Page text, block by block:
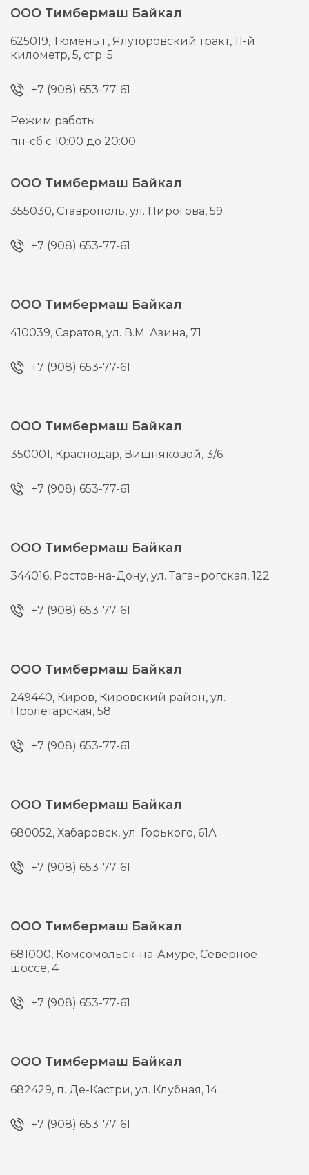
ООО Тимбермаш Байкал
625019,Тюмень г, Ялуторовский тракт, 11-й
километр, 5, стр. 5
+7 (908) 653-77-61
Режим работы:
пн-сб с 10:00 до 20:00
ООО Тимбермаш Байкал
355030, Ставрополь,ул. Пирогова, 59
+7 (908) 653-77-61
ООО Тимбермаш Байкал
410039, Саратов,ул. В.М. Азина, 71
+7 (908) 653-77-61
ООО Тимбермаш Байкал
350001, Краснодар, Вишняковой, 3/6
+7 (908) 653-77-61
ООО Тимбермаш Байкал
344016, Ростов-на-Дону,ул. Таганрогская, 122
+7 (908) 653-77-61
ООО Тимбермаш Байкал
249440, Киров, Кировский район, ул.
Пролетарская, 58
+7 (908) 653-77-61
ООО Тимбермаш Байкал
680052,Хабаровск,ул. Горького, 61А
+7 (908) 653-77-61
ООО Тимбермаш Байкал
681000, Комсомольск-на-Амуре, Северное
шоссе, 4
+7 (908) 653-77-61
ООО Тимбермаш Байкал
682429, п. Де-Кастри,ул. Клубная, 14
+7 (908) 653-77-61